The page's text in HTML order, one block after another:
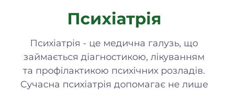
Психіатрія
Психіатрія - це медична галузь, що
займається діагностикою, лікуванням
та профілактикою психічних розладів.
Сучасна психіатрія допомагає не лише